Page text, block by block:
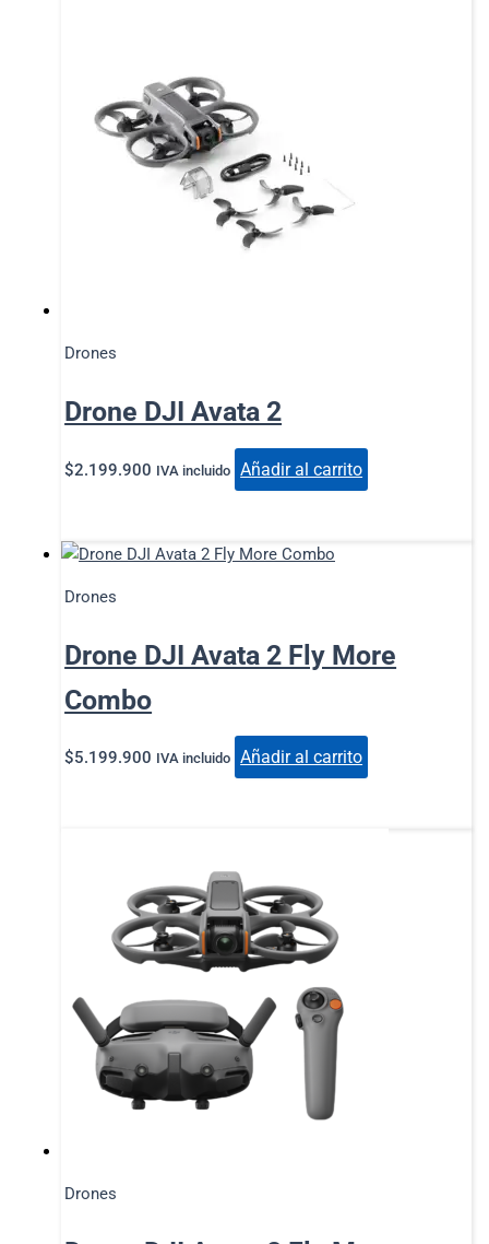
Drones
Drone DJI Avata 2
$2.199.900 IVA incluido Añadir al carrito
Drones
Drone DJI Avata 2 Fly More
Combo
$5.199.900 IVA incluido Añadir al carrito
Drones